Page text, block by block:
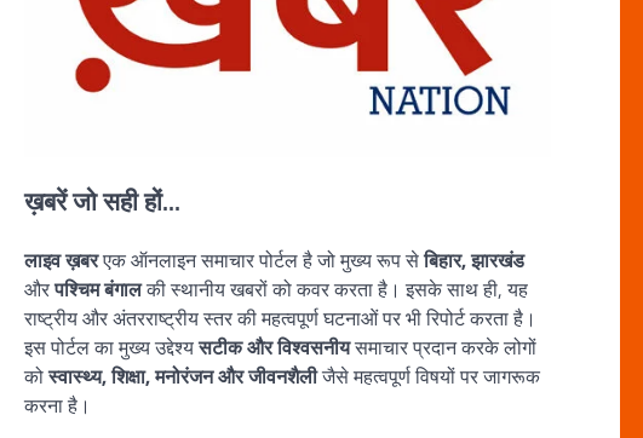
ख़बरें जो सही हों...
लाइव ख़बरएक ऑनलाइन समाचार पोर्टल है जो मुख्य रूप सेबिहार, झारखंड
औरपश्चिम बंगालकी स्थानीय खबरों को कवर करता है। इसके साथ ही, यह
राष्ट्रीय और अंतरराष्ट्रीय स्तर की महत्वपूर्ण घटनाओं पर भी रिपोर्ट करता है।
इस पोर्टल का मुख्य उद्देश्यसटीक और विश्वसनीयसमाचार प्रदान करके लोगों
कोस्वास्थ्य, शिक्षा, मनोरंजन और जीवनशैलीजैसे महत्वपूर्ण विषयों पर जागरूक
करना है।